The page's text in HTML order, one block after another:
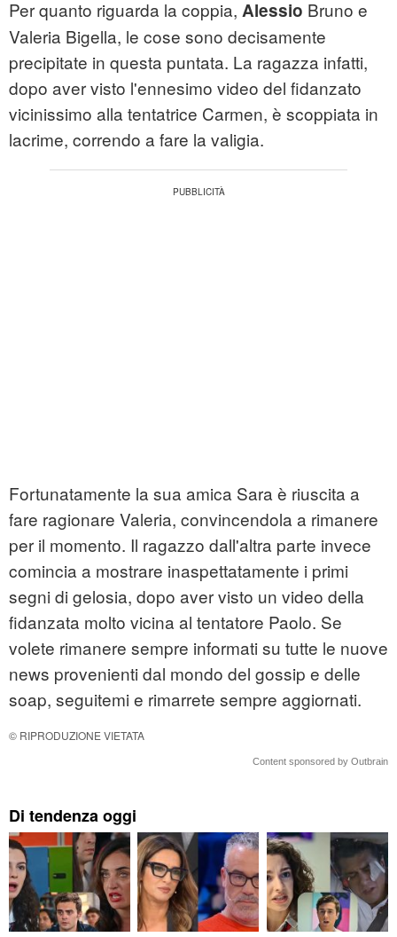
Per quanto riguarda la coppia, Alessio Bruno e
Valeria Bigella, le cose sono decisamente
precipitate in questa puntata. La ragazza infatti,
dopo aver visto l'ennesimo video del fidanzato
vicinissimo alla tentatrice Carmen, è scoppiata in
lacrime, correndo a fare la valigia.
Fortunatamente la sua amica Sara è riuscita a
fare ragionare Valeria, convincendola a rimanere
per il momento. Il ragazzo dall'altra parte invece
comincia a mostrare inaspettatamente i primi
segni di gelosia, dopo aver visto un video della
fidanzata molto vicina al tentatore Paolo. Se
volete rimanere sempre informati su tutte le nuove
news provenienti dal mondo del gossip e delle
soap, seguitemi e rimarrete sempre aggiornati.
© RIPRODUZIONE VIETATA
Content sponsored by Outbrain
Di tendenza oggi